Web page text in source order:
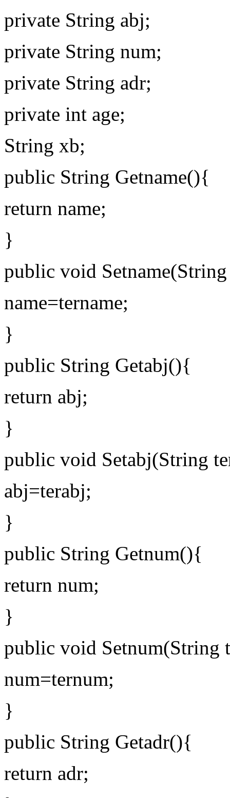
private String abj;
private String num;
private String adr;
private int age;
String xb;
public String Getname(){
return name;
}
public void
name=tername;
}
public String Getabj(){
return abj;
}
public void Setabj(String
abj=terabj;
}
public String Getnum(){
return num;
}
public void Setnum(String
num=ternum;
}
public String Getadr(){
return adr;